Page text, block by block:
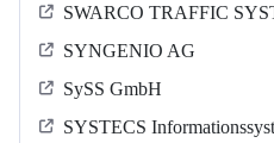
SWARCO TRAFFIC
SYNGENIO AG
SySS GmbH
SYSTECS